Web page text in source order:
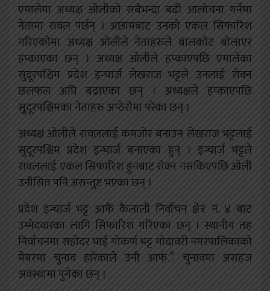
एमालेमा अध्यक्ष ओलीको सबैभन्दा बढी आलोचना गर्नेमा
नेतामा रावल पर्छन् । अछामबाट उनको एकल सिफारिश
गरिएकोमा अध्यक्ष ओलीले नेताहरुले बालकोट बोलाएर
हप्काएका छन् । अध्यक्ष ओलीले हप्काएपछि एमालेका
सुदूरपश्चिम प्रदेश इन्चार्ज लेखराज भट्टले उनलाई रोक्न
छलफल अघि बढाएका छन् । अध्यक्षले हप्काएपछि
सुुदूरपश्चिमका नेताहरु अप्ठेरोमा परेका छन् ।
अध्यक्ष ओलीले रावललाई कमजोर बनाउन लेखराज भट्टलाई
सुदूरपश्चिम प्रदेश इन्चार्ज बनाएका हुन् । इन्चार्ज भट्टले
रावललाई एकल सिफारिश हुनबाट रोक्न नसकिएपछि ओली
उनीसित पनि असन्तुष्ट भएका छन् ।
प्रदेश इन्चार्ज भट्ट आफैं कैलाली निर्वाचन क्षेत्र नं. ४ बाट
उम्मेदवारका लागि सिफारिश गरिएका छन् । स्थानीय तह
निर्वाचनमा सहोदर भाई गोकर्ण भट्ट गोदावरी नगरपालिकाको
मेयरमा चुनाव हारेकाले उनी आफंै चुनावमा असहज
अवस्थामा पुगेका छन् ।